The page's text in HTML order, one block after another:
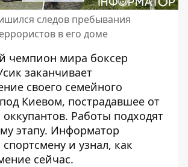
следов пребывания
в его доме
чемпион мира боксер
заканчивает
своего семейного
Киевом, пострадавшее от
Работы подходят
этапу. Информатор
спортсмену и узнал, как
сейчас.